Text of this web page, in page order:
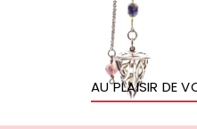
AU PLAISIR DE